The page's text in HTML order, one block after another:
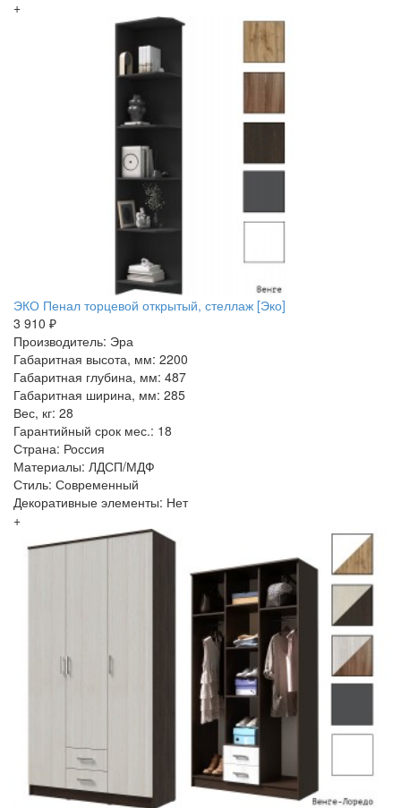
+
ЭКО Пенал торцевой открытый, стеллаж [Эко]
3 910 ₽
Производитель: Эра
Габаритная высота, мм: 2200
Габаритная глубина, мм: 487
Габаритная ширина, мм: 285
Вес, кг: 28
Гарантийный срок мес.: 18
Страна: Россия
Материалы: ЛДСП/МДФ
Стиль: Современный
Декоративные элементы: Нет
+